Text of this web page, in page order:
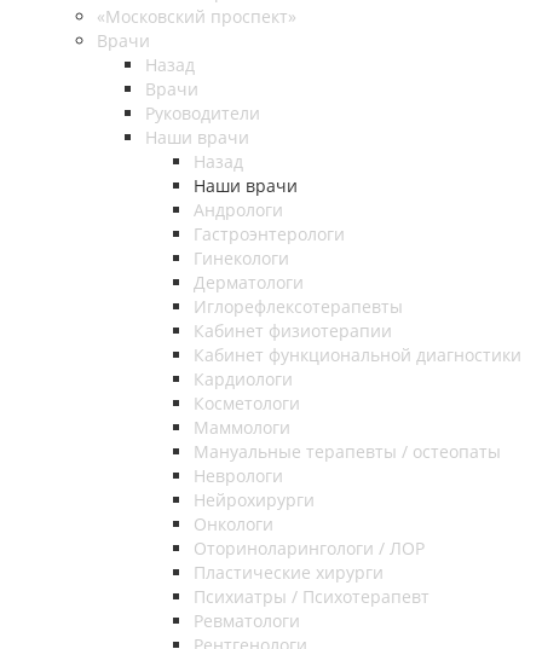
«Московский проспект»
Врачи
Назад
Врачи
Руководители
Наши врачи
Назад
Наши врачи
Андрологи
Гастроэнтерологи
Гинекологи
Дерматологи
Иглорефлексотерапевты
Кабинет физиотерапии
Кабинет функциональной диагностики
Кардиологи
Косметологи
Маммологи
Мануальные терапевты / остеопаты
Неврологи
Нейрохирурги
Онкологи
Оториноларингологи / ЛОР
Пластические хирурги
Психиатры / Психотерапевт
Ревматологи
Рентгенологи